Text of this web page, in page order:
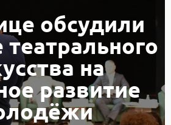
обсудили
на
развитие